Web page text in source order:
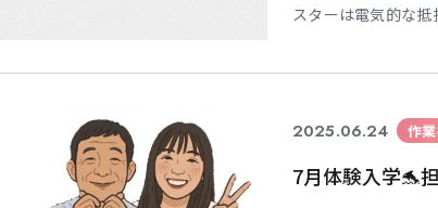
スターは電気的な
2025.06.24 作
7月体験入学🐬